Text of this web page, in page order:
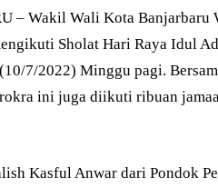
– Wakil Wali Kota Banjarbaru
Sholat Hari Raya Idul
7/2022) Minggu pagi.
ini juga diikuti ribuan
Kasful Anwar dari Pondok